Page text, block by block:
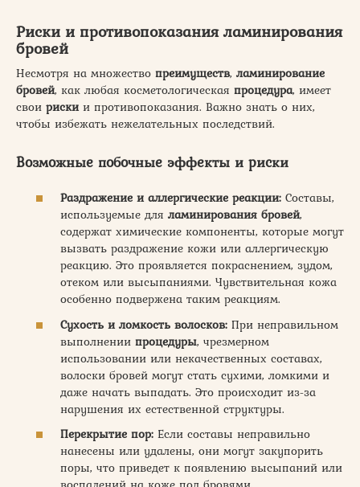
Риски и противопоказания ламинирования
бровей
Несмотря на множество преимуществ, ламинирование
бровей, как любая косметологическая процедура, имеет
свои рискии противопоказания. Важно знать о них,
чтобы избежать нежелательных последствий.
Возможные побочные эффекты и риски
Раздражение и аллергические реакции: Составы,
используемые для ламинирования бровей,
содержат химические компоненты, которые могут
вызвать раздражение кожи или аллергическую
реакцию. Это проявляется покраснением, зудом,
отеком или высыпаниями. Чувствительная кожа
особенно подвержена таким реакциям.
Сухость и ломкость волосков: При неправильном
выполнении процедуры, чрезмерном
использовании или некачественных составах,
волоски бровей могут стать сухими, ломкими и
даже начать выпадать. Это происходит из-за
нарушения их естественной структуры.
Перекрытие пор: Если составы неправильно
нанесены или удалены, они могут закупорить
поры, что приведет к появлению высыпаний или